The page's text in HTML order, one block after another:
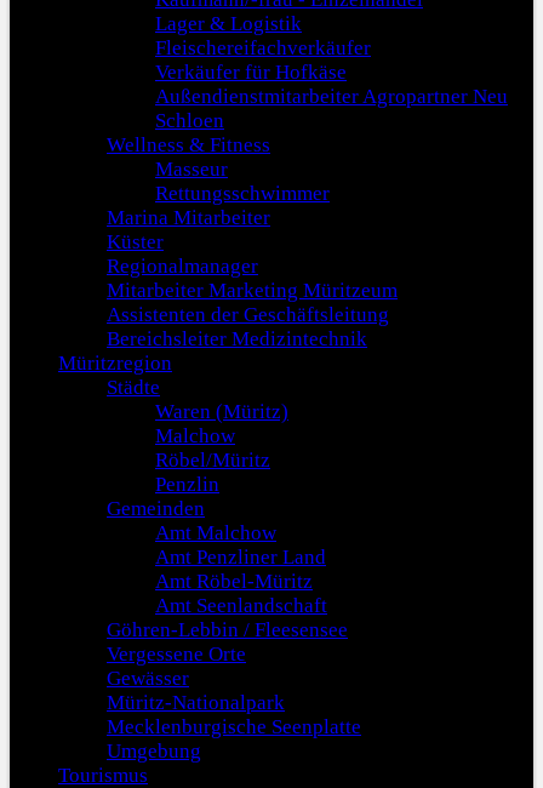
Lager & Logistik
Fleischereifachverkäufer
Verkäufer für Hofkäse
Außendienstmitarbeiter Agropartner Neu
Schloen
Wellness & Fitness
Masseur
Rettungsschwimmer
Marina Mitarbeiter
Küster
Regionalmanager
Mitarbeiter Marketing Müritzeum
Assistenten der Geschäftsleitung
Bereichsleiter Medizintechnik
Müritzregion
Städte
Waren (Müritz)
Malchow
Röbel/Müritz
Penzlin
Gemeinden
Amt Malchow
Amt Penzliner Land
Amt Röbel-Müritz
Amt Seenlandschaft
Göhren-Lebbin / Fleesensee
Vergessene Orte
Gewässer
Müritz-Nationalpark
Mecklenburgische Seenplatte
Umgebung
Tourismus